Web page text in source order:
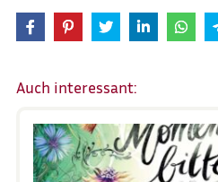
Auch interessant: